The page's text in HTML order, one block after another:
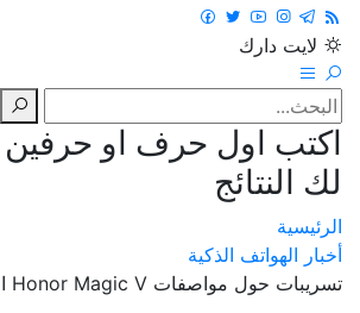
لايت دارك
اكتب اول حرف او حرفين
لك النتائج
الرئيسية
أخبار الهواتف الذكية
تسريبات حول مواصفات Honor Magic V القابل للطي